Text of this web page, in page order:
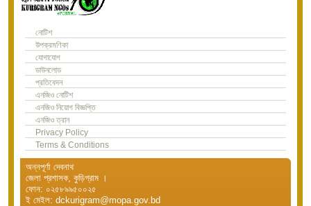
নোটিশ
উপক্রমণিকা
যোগাযোগ
ডাউনলোড
প্রতিবেদন
এনজিও নোটিশ
এনজিও নিয়োগ বিজ্ঞপ্তি
এনজিও ত্রান
Privacy Policy
Terms & Conditions
অন্নপূর্ণা দেবনাথ
জেলা প্রশাসক, কুড়িগ্রাম ।
ফোন: ০২৫৮৯৯৫০০২৫
ই মেইল: dckurigram@mopa.gov.bd